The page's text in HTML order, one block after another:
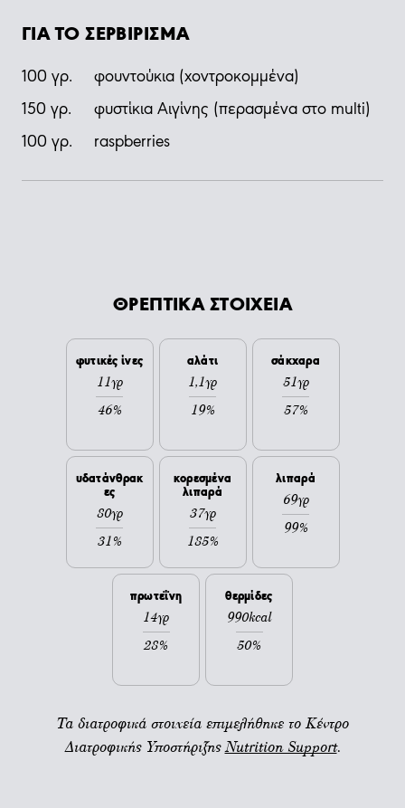
ΓΙΑ ΤΟ ΣΕΡΒΙΡΙΣΜΑ
100 γρ.
φουντούκια (χοντροκομμένα)
150 γρ.
φυστίκια Αιγίνης (περασμένα στο multi)
100 γρ. raspberries
ΘΡΕΠΤΙΚΑ ΣΤΟΙΧΕΙΑ
φυτικές ίνες
11γρ
46%
αλάτι
1,1γρ
19%
σάκχαρα
51γρ
57%
υδατάνθρακ
ες
80γρ
31%
κορεσμένα
λιπαρά
37γρ
185%
λιπαρά
69γρ
99%
πρωτεΐνη
14γρ
28%
θερμίδες
990kcal
50%
Τα διατροφικά στοιχεία επιμελήθηκε το Κέντρο
Διατροφικής ΥποστήριξηςNutrition Support.